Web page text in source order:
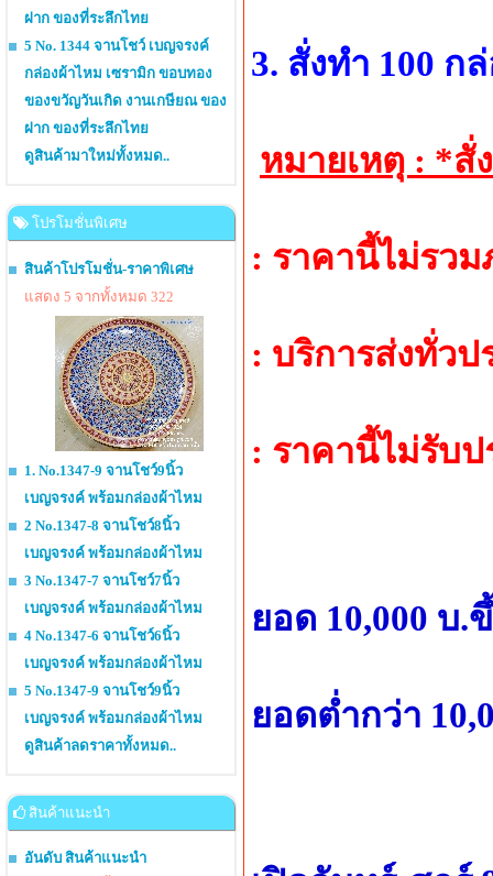
ฝาก ของที่ระลึกไทย
5 No. 1344 จานโชว์ เบญจรงค์
กล่องผ้าไหม เซรามิก ขอบทอง
ของขวัญวันเกิด งานเกษียณ ของ
ฝาก ของที่ระลึกไทย
ดูสินค้ามาใหม่ทั้งหมด..
โปรโมชั่นพิเศษ
สินค้าโปรโมชั่น-ราคาพิเศษ
แสดง 5 จากทั้งหมด 322
1. No.1347-9 จานโชว์9นิ้ว
เบญจรงค์ พร้อมกล่องผ้าไหม
2 No.1347-8 จานโชว์8นิ้ว
เบญจรงค์ พร้อมกล่องผ้าไหม
3 No.1347-7 จานโชว์7นิ้ว
เบญจรงค์ พร้อมกล่องผ้าไหม
4 No.1347-6 จานโชว์6นิ้ว
เบญจรงค์ พร้อมกล่องผ้าไหม
5 No.1347-9 จานโชว์9นิ้ว
เบญจรงค์ พร้อมกล่องผ้าไหม
ดูสินค้าลดราคาทั้งหมด..
สินค้าแนะนำ
อันดับ สินค้าแนะนำ
3. สั่งทำ 100 ก
หมายเหตุ : *สั่
: ราคานี้ไม่รว
: บริการส่งทั่วป
: ราคานี้ไม่รับ
ยอด 10,000 บ
ยอดต่ำกว่า